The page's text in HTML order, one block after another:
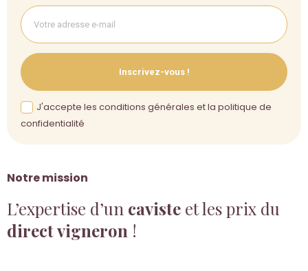
Notre mission
L’expertise d’un caviste et les prix du
direct vigneron !
Inscrivez-vous !
J'accepte les conditions générales et la politique de
confidentialité